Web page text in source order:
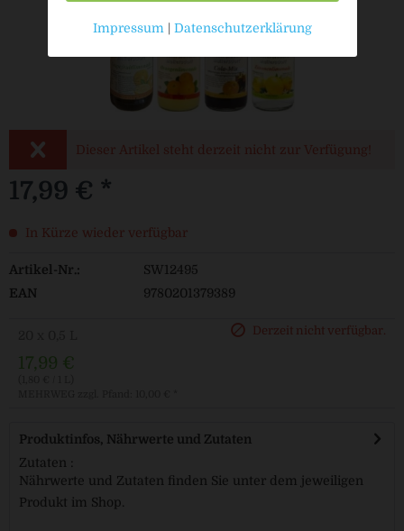
Dieser Artikel steht derzeit nicht zur Verfügung!
17,99 € *
In Kürze wieder verfügbar
Artikel-Nr.:
SW12495
EAN
9780201379389
17,99 €
Derzeit nicht verfügbar.
Produktinfos, Nährwerte und Zutaten
Zutaten :
Nährwerte und Zutaten finden Sie unter dem jeweiligen
Produkt im Shop.
Impressum | Datenschutzerklärung